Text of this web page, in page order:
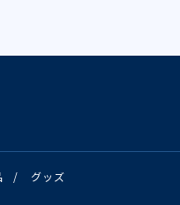
/ グッズ